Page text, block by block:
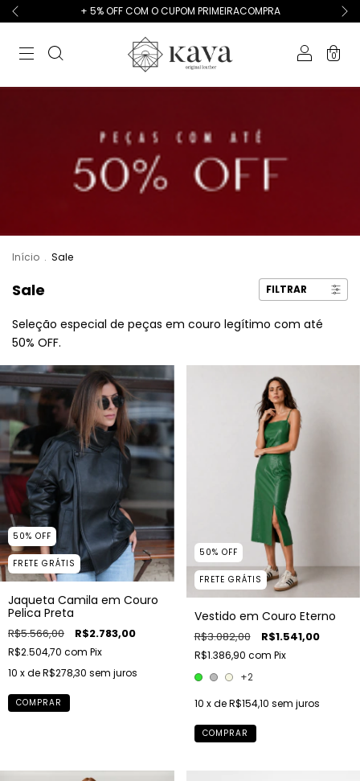
+ 5% OFF COM O CUPOM PRIMEIRACOMPRA
0
Início . Sale
Sale FILTRAR
Seleção especial de peças em couro legítimo com até
50% OFF.
50% OFF
FRETE GRÁTIS
Jaqueta Camila em Couro
Pelica Preta
R$5.566,00 R$2.783,00
R$2.504,70 com Pix
10 x deR$278,30 sem juros
COMPRAR
50% OFF
FRETE GRÁTIS
Vestido em Couro Eterno
R$3.082,00 R$1.541,00
R$1.386,90 com Pix
+2
10 x deR$154,10 sem juros
COMPRAR